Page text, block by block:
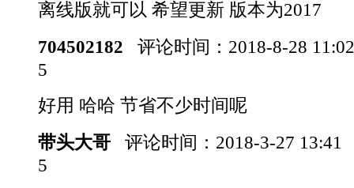
离线版就可以 希望更新 版本为2017
704502182
评论时间： 2018-8-28
5
好用 哈哈 节省不少时间呢
带头大哥
评论时间： 2018-3-27 13:41
5